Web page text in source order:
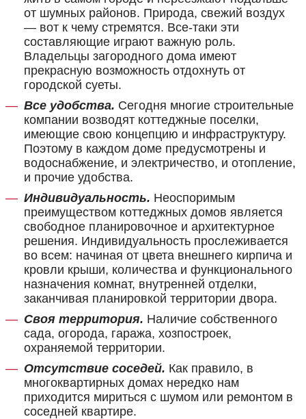
от шумных районов. Природа, свежий воздух
— вот к чему стремятся. Все-таки эти
составляющие играют важную роль.
Владельцы загородного дома имеют
прекрасную возможность отдохнуть от
городской суеты.
Все удобства. Сегодня многие строительные
компании возводят коттеджные поселки,
имеющие свою концепцию и инфраструктуру.
Поэтому в каждом доме предусмотрены и
водоснабжение, и электричество, и отопление,
и прочие удобства.
Индивидуальность. Неоспоримым
преимуществом коттеджных домов является
свободное планировочное и архитектурное
решения. Индивидуальность прослеживается
во всем: начиная от цвета внешнего кирпича и
кровли крыши, количества и функционального
назначения комнат, внутренней отделки,
заканчивая планировкой территории двора.
Своя территория. Наличие собственного
сада, огорода, гаража, хозпостроек,
охраняемой территории.
Отсутствие соседей. Как правило, в
многоквартирных домах нередко нам
приходится мириться с шумом или ремонтом в
соседней квартире.